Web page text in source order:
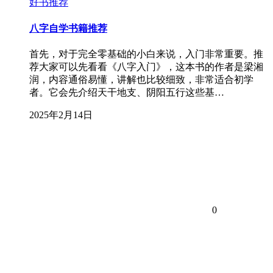
好书推荐
八字自学书籍推荐
首先，对于完全零基础的小白来说，入门非常重要。推
荐大家可以先看看《八字入门》，这本书的作者是梁湘
润，内容通俗易懂，讲解也比较细致，非常适合初学
者。它会先介绍天干地支、阴阳五行这些基…
2025年2月14日
0